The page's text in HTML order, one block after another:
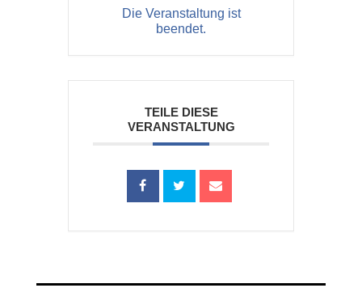
Die Veranstaltung ist
beendet.
TEILE DIESE
VERANSTALTUNG